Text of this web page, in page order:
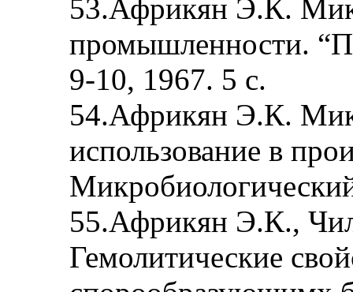
53.Африкян Э.К.
промышленности.
9-10, 1967. 5 с.
54.Африкян Э.К.
использование в
55.Африкян Э.К.,
Гемолитические